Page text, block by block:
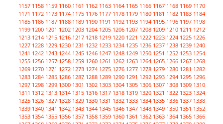
1157 1158 1159 1160 1161 1162 1163 1164 1165 1166 1167 1168 1169 1170
1171 1172 1173 1174 1175 1176 1177 1178 1179 1180 1181 1182 1183 1184
1185 1186 1187 1188 1189 1190 1191 1192 1193 1194 1195 1196 1197 1198
1199 1200 1201 1202 1203 1204 1205 1206 1207 1208 1209 1210 1211 1212
1213 1214 1215 1216 1217 1218 1219 1220 1221 1222 1223 1224 1225 1226
1227 1228 1229 1230 1231 1232 1233 1234 1235 1236 1237 1238 1239 1240
1241 1242 1243 1244 1245 1246 1247 1248 1249 1250 1251 1252 1253 1254
1255 1256 1257 1258 1259 1260 1261 1262 1263 1264 1265 1266 1267 1268
1269 1270 1271 1272 1273 1274 1275 1276 1277 1278 1279 1280 1281 1282
1283 1284 1285 1286 1287 1288 1289 1290 1291 1292 1293 1294 1295 1296
1297 1298 1299 1300 1301 1302 1303 1304 1305 1306 1307 1308 1309 1310
1311 1312 1313 1314 1315 1316 1317 1318 1319 1320 1321 1322 1323 1324
1325 1326 1327 1328 1329 1330 1331 1332 1333 1334 1335 1336 1337 1338
1339 1340 1341 1342 1343 1344 1345 1346 1347 1348 1349 1350 1351 1352
1353 1354 1355 1356 1357 1358 1359 1360 1361 1362 1363 1364 1365 1366